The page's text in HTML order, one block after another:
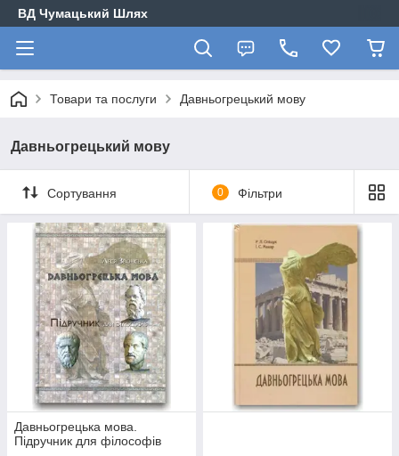
ВД Чумацький Шлях
Товари та послуги Давньогрецький мову
Давньогрецький мову
Сортування 0 Фільтри
Давньогрецька мова.
Підручник для філософів